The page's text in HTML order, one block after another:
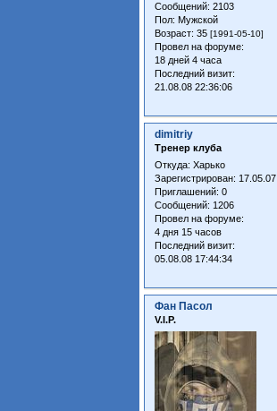
Сообщений: 2103
Пол: Мужской
Возраст: 35[1991-05-10]
Провел на форуме:
18 дней 4 часа
Последний визит:
21.08.08 22:36:06
dimitriy
Тренер клуба
Откуда: Харько
Зарегистрирован: 17.05.07
Приглашений: 0
Сообщений: 1206
Провел на форуме:
4 дня 15 часов
Последний визит:
05.08.08 17:44:34
Фан Пасол
V.I.P.